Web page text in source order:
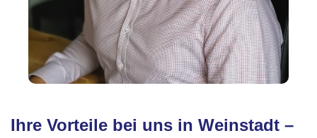
Ihre Vorteile bei uns in Weinstadt –